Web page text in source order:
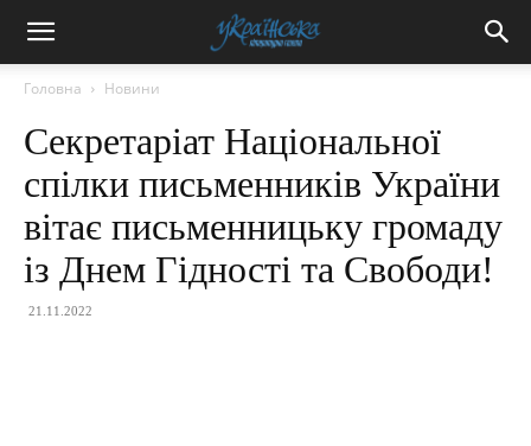
Головна Новини
Секретаріат Національної
спілки письменників України
вітає письменницьку громаду
із Днем Гідності та Свободи!
21.11.2022